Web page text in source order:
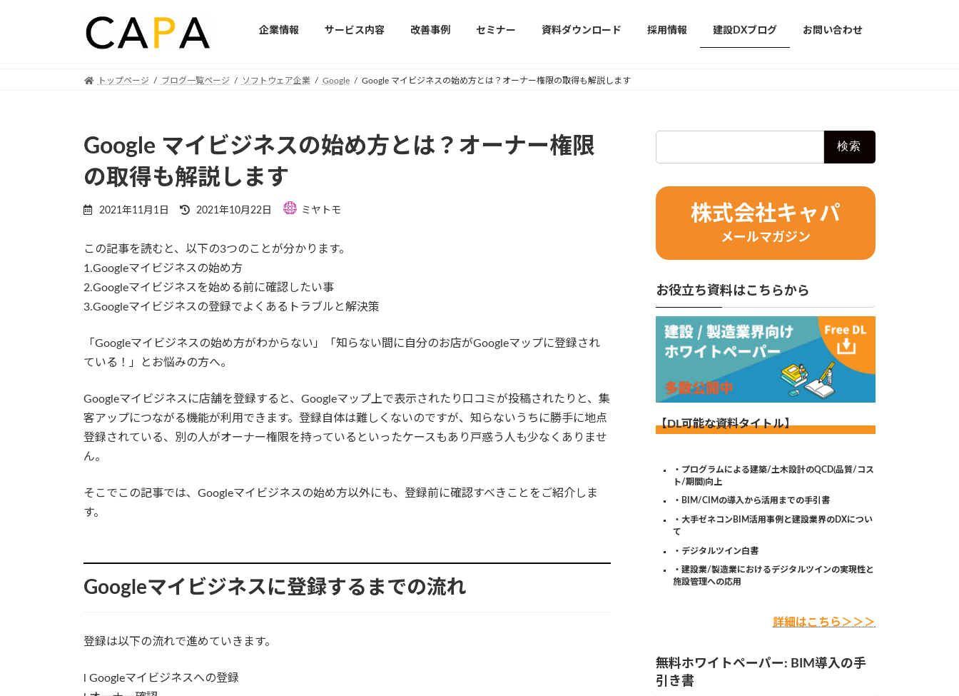
企業情報 サービス内容 改善事例 セミナー 資料ダウンロード 採用情報 建設DXブログ お問い合わせ
トップページ ブログ一覧ページ ソフトウェア企業 Google Google マイビジネスの始め方とは？オーナー権限の取得も解説します
Google マイビジネスの始め方とは？オーナー権限
の取得も解説します
2021年11月1日
Last
updated
2021年10月22日 ミヤトモ
この記事を読むと、以下の3つのことが分かります。
1.Googleマイビジネスの始め方
2.Googleマイビジネスを始める前に確認したい事
3.Googleマイビジネスの登録でよくあるトラブルと解決策
「Googleマイビジネスの始め方がわからない」「知らない間に自分のお店がGoogleマップに登録され
ている！」とお悩みの方へ。
Googleマイビジネスに店舗を登録すると、Googleマップ上で表示されたり口コミが投稿されたりと、集
客アップにつながる機能が利用できます。登録自体は難しくないのですが、知らないうちに勝手に地点
登録されている、別の人がオーナー権限を持っているといったケースもあり戸惑う人も少なくありませ
ん。
そこでこの記事では、Googleマイビジネスの始め方以外にも、登録前に確認すべきことをご紹介しま
す。
Googleマイビジネスに登録するまでの流れ
登録は以下の流れで進めていきます。
l Googleマイビジネスへの登録
株式会社キャパ
メールマガジン
お役立ち資料はこちらから
【DL可能な資料タイトル】
・プログラムによる建築/土木設計のQCD(品質/コス
ト/期間)向上
・BIM/CIMの導入から活用までの手引書
・大手ゼネコンBIM活用事例と建設業界のDXについ
て
・デジタルツイン白書
・建設業/製造業におけるデジタルツインの実現性と
施設管理への応用
詳細はこちら＞＞＞
無料ホワイトペーパー: BIM導入の手
引き書